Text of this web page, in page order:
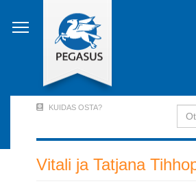
edasi
põhisisu
Account
Menu
KUIDAS OSTA?
Vitali ja Tatjana